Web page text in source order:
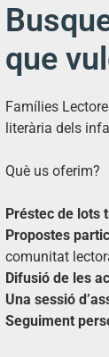
que
Famílies
literària dels
Què us oferim?
Préstec de lots
Propostes
comunitat
Difusió de les
Una sessió
Seguiment